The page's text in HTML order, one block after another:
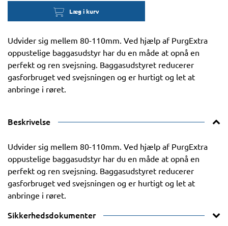
Læg i kurv
Udvider sig mellem 80-110mm. Ved hjælp af PurgExtra
oppustelige baggasudstyr har du en måde at opnå en
perfekt og ren svejsning. Baggasudstyret reducerer
gasforbruget ved svejsningen og er hurtigt og let at
anbringe i røret.
Beskrivelse
Udvider sig mellem 80-110mm. Ved hjælp af PurgExtra
oppustelige baggasudstyr har du en måde at opnå en
perfekt og ren svejsning. Baggasudstyret reducerer
gasforbruget ved svejsningen og er hurtigt og let at
anbringe i røret.
Sikkerhedsdokumenter